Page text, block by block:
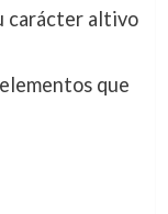
carácter altivo
que